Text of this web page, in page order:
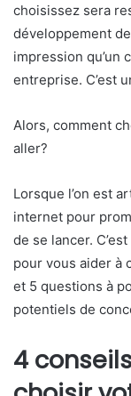
choisissez sera
développement
impression qu’un
entreprise. C’est
Alors, comment
aller?
Lorsque l’on est
internet pour
de se lancer.
pour vous aider à
et 5 questions à
potentiels de
4